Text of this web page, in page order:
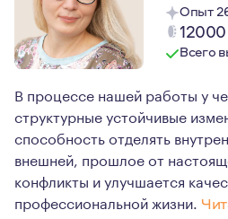
Опыт
12000
Всего
В процессе нашей работы у
структурные устойчивые
способность отделять
внешней, прошлое от
конфликты и улучшается
профессиональной жизни.